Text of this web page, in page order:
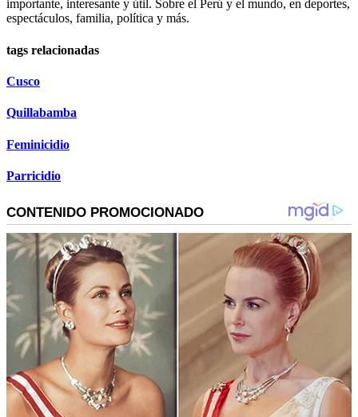
importante, interesante y útil. Sobre el Perú y el mundo, en deportes,
espectáculos, familia, política y más.
tags relacionadas
Cusco
Quillabamba
Feminicidio
Parricidio